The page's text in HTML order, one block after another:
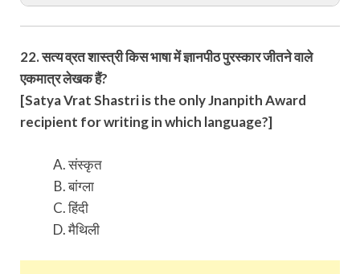
22. सत्य व्रत शास्त्री किस भाषा में ज्ञानपीठ पुरस्कार जीतने वाले
एकमात्र लेखक हैं?
[Satya Vrat Shastri is the only Jnanpith Award
recipient for writing in which language?]
संस्कृत
बांग्ला
हिंदी
मैथिली